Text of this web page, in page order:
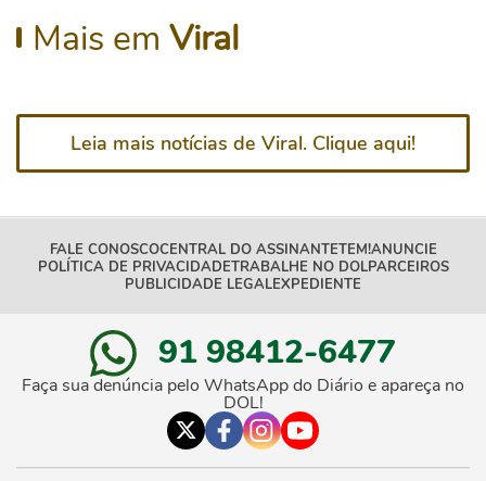
Mais em Viral
Leia mais notícias de Viral. Clique aqui!
FALE CONOSCOCENTRAL DO ASSINANTETEM!ANUNCIE
POLÍTICA DE PRIVACIDADETRABALHE NO DOLPARCEIROS
PUBLICIDADE LEGALEXPEDIENTE
91 98412-6477
Faça sua denúncia pelo WhatsApp do Diário e apareça no
DOL!